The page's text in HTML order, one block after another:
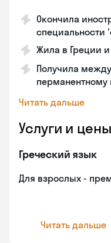
Окончила
специальности
Жила в Греции
Получила
Читать дальше
Услуги и цены
Греческий язык
Для взрослых -
Читать дальше